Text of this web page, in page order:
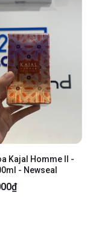
Kajal Homme II -
- Newseal